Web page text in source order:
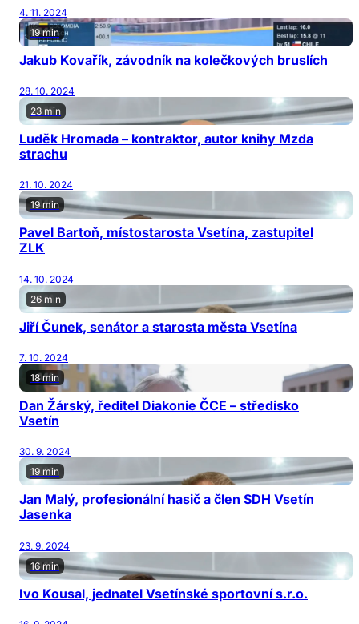
4. 11. 2024
19 min
Jakub Kovařík, závodník na kolečkových bruslích
28. 10. 2024
23 min
Luděk Hromada – kontraktor, autor knihy Mzda
strachu
21. 10. 2024
19 min
Pavel Bartoň, místostarosta Vsetína, zastupitel
ZLK
14. 10. 2024
26 min
Jiří Čunek, senátor a starosta města Vsetína
7. 10. 2024
18 min
Dan Žárský, ředitel Diakonie ČCE – středisko
Vsetín
30. 9. 2024
19 min
Jan Malý, profesionální hasič a člen SDH Vsetín
Jasenka
23. 9. 2024
16 min
Ivo Kousal, jednatel Vsetínské sportovní s.r.o.